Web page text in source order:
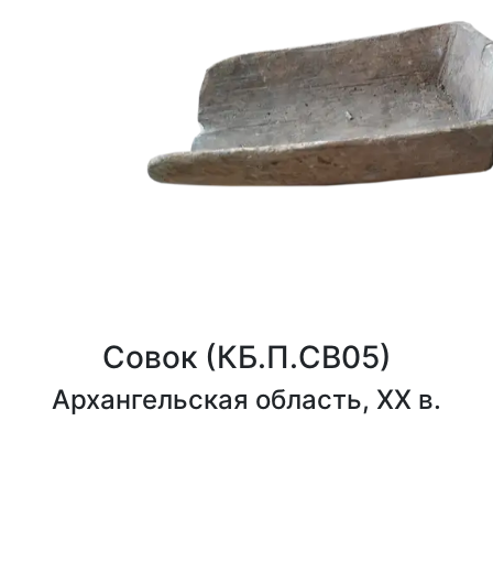
Совок (КБ.П.СВ05)
Архангельская область, XX в.